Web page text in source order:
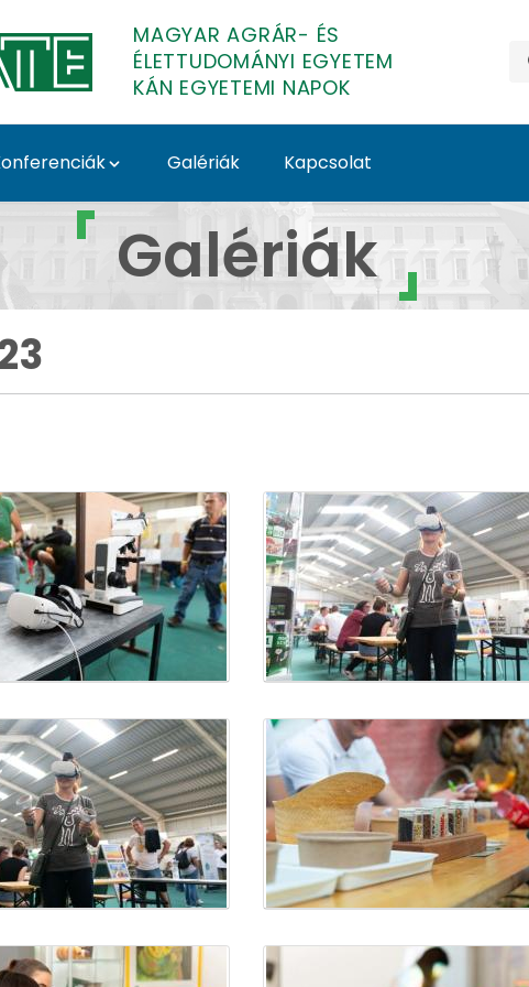
MAGYAR AGRÁR- ÉS
ÉLETTUDOMÁNYI EGYETEM
KÁN EGYETEMI NAPOK
Galériák Kapcsolat
- galeria-kan-2023
Galériák